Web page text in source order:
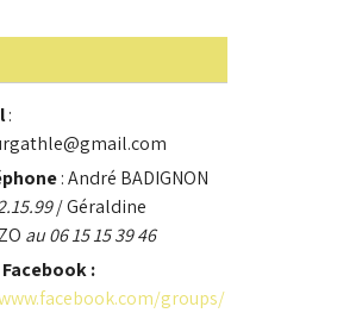
:
: André BADIGNON
/ Géraldine
au 06 15 15 39 46
Facebook :
groups/